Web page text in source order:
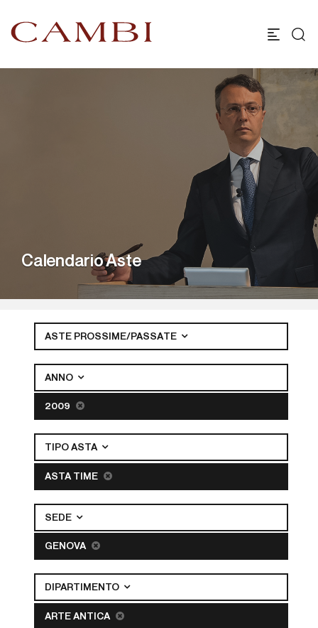
Calendario Aste
ASTE PROSSIME/PASSATE
ANNO
2009
TIPO ASTA
ASTA TIME
SEDE
GENOVA
DIPARTIMENTO
ARTE ANTICA